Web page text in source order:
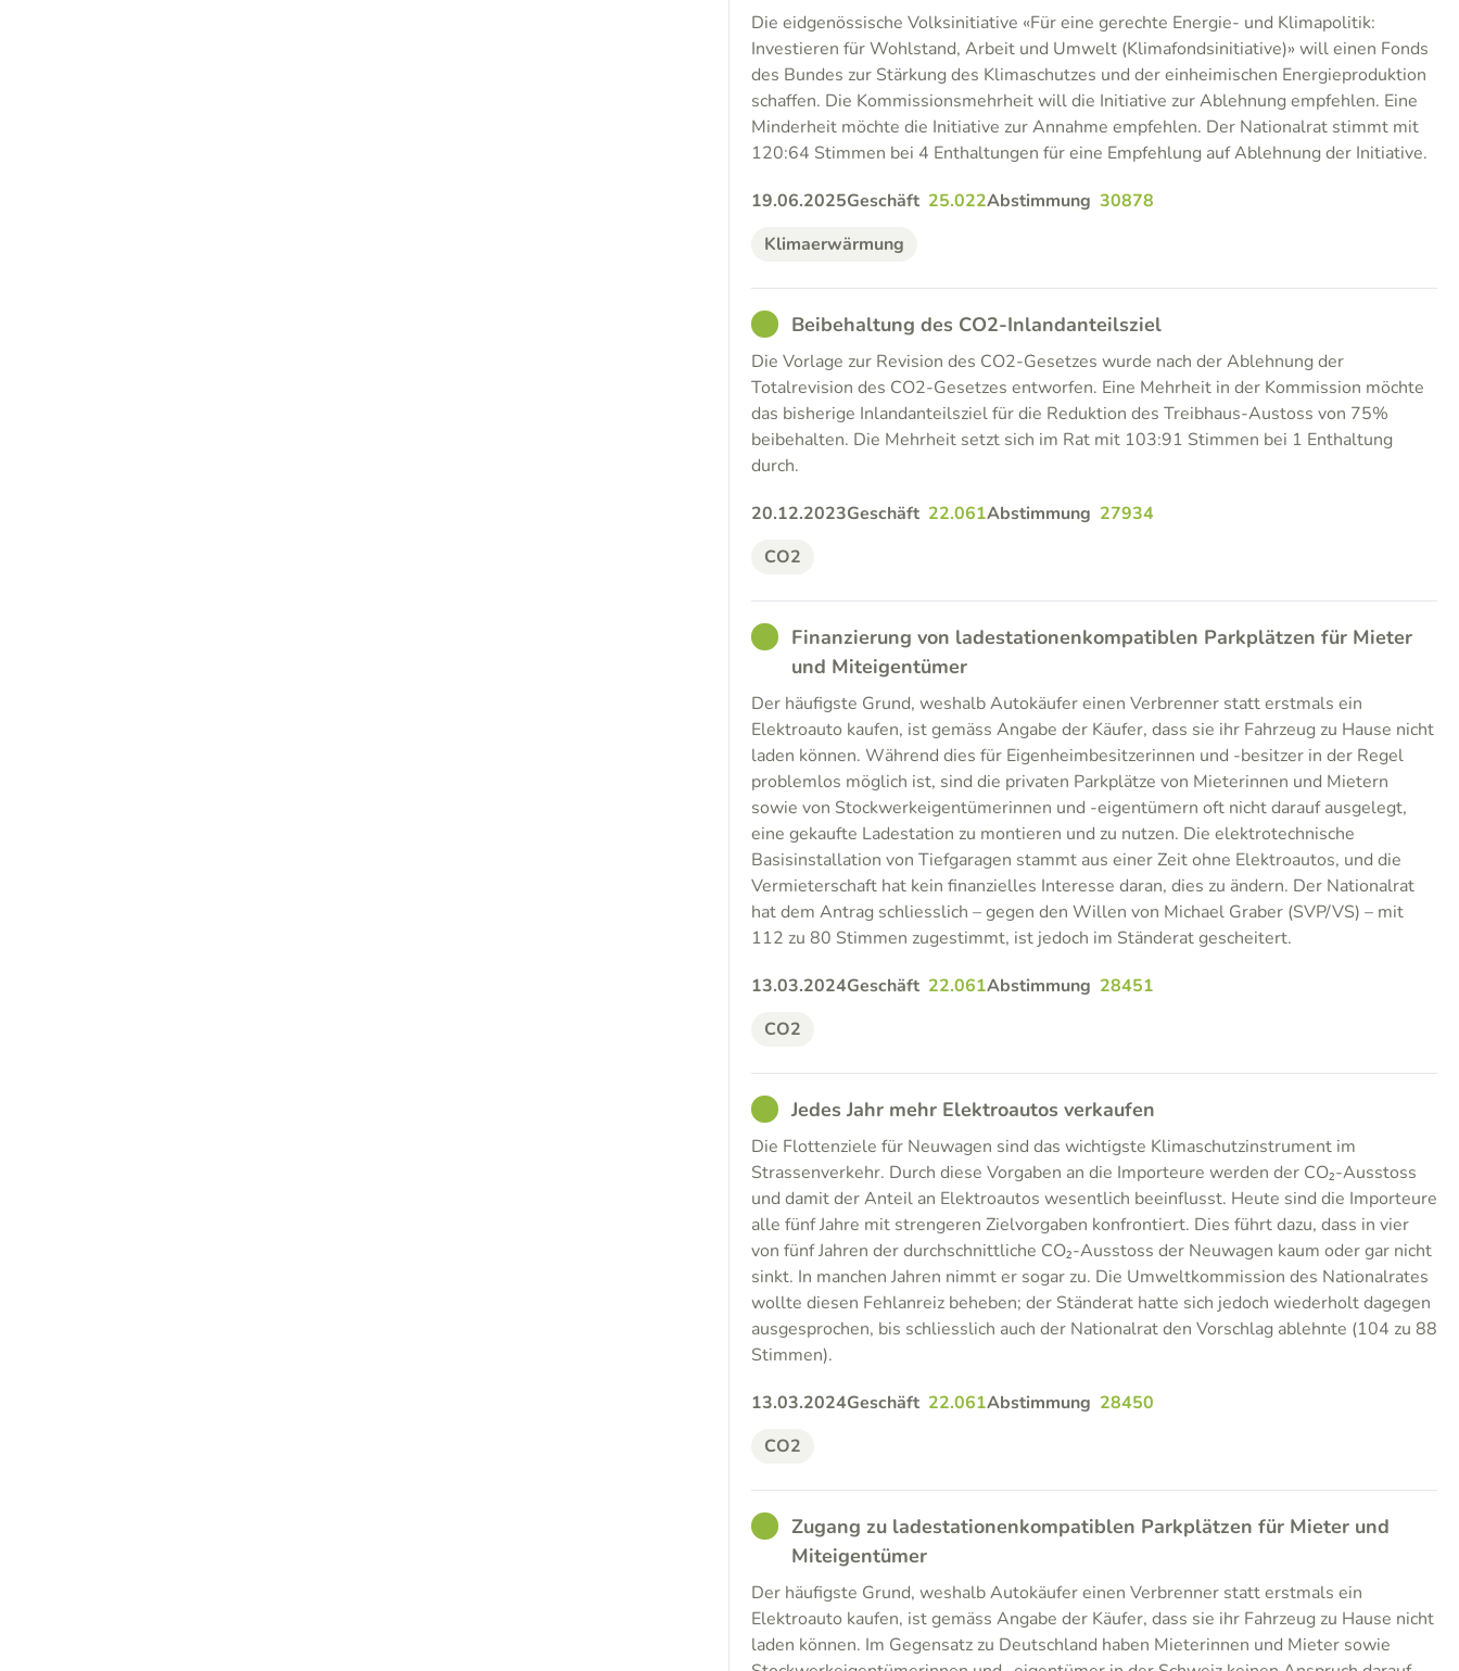
Die eidgenössische Volksinitiative «Für eine gerechte Energie- und Klimapolitik:
Investieren für Wohlstand, Arbeit und Umwelt (Klimafondsinitiative)» will einen Fonds
des Bundes zur Stärkung des Klimaschutzes und der einheimischen Energieproduktion
schaffen. Die Kommissionsmehrheit will die Initiative zur Ablehnung empfehlen. Eine
Minderheit möchte die Initiative zur Annahme empfehlen. Der Nationalrat stimmt mit
120:64 Stimmen bei 4 Enthaltungen für eine Empfehlung auf Ablehnung der Initiative.
19.06.2025Geschäft 25.022Abstimmung 30878
Klimaerwärmung
GOODBeibehaltung des CO2-Inlandanteilsziel
Die Vorlage zur Revision des CO2-Gesetzes wurde nach der Ablehnung der
Totalrevision des CO2-Gesetzes entworfen. Eine Mehrheit in der Kommission möchte
das bisherige Inlandanteilsziel für die Reduktion des Treibhaus-Austoss von 75%
beibehalten. Die Mehrheit setzt sich im Rat mit 103:91 Stimmen bei 1 Enthaltung
durch.
20.12.2023Geschäft 22.061Abstimmung 27934
CO2
GOODFinanzierung von ladestationenkompatiblen Parkplätzen für Mieter
und Miteigentümer
Der häufigste Grund, weshalb Autokäufer einen Verbrenner statt erstmals ein
Elektroauto kaufen, ist gemäss Angabe der Käufer, dass sie ihr Fahrzeug zu Hause nicht
laden können. Während dies für Eigenheimbesitzerinnen und -besitzer in der Regel
problemlos möglich ist, sind die privaten Parkplätze von Mieterinnen und Mietern
sowie von Stockwerkeigentümerinnen und -eigentümern oft nicht darauf ausgelegt,
eine gekaufte Ladestation zu montieren und zu nutzen. Die elektrotechnische
Basisinstallation von Tiefgaragen stammt aus einer Zeit ohne Elektroautos, und die
Vermieterschaft hat kein finanzielles Interesse daran, dies zu ändern. Der Nationalrat
hat dem Antrag schliesslich – gegen den Willen von Michael Graber (SVP/VS) – mit
112 zu 80 Stimmen zugestimmt, ist jedoch im Ständerat gescheitert.
13.03.2024Geschäft 22.061Abstimmung 28451
CO2
GOODJedes Jahr mehr Elektroautos verkaufen
Die Flottenziele für Neuwagen sind das wichtigste Klimaschutzinstrument im
Strassenverkehr. Durch diese Vorgaben an die Importeure werden der CO₂-Ausstoss
und damit der Anteil an Elektroautos wesentlich beeinflusst. Heute sind die Importeure
alle fünf Jahre mit strengeren Zielvorgaben konfrontiert. Dies führt dazu, dass in vier
von fünf Jahren der durchschnittliche CO₂-Ausstoss der Neuwagen kaum oder gar nicht
sinkt. In manchen Jahren nimmt er sogar zu. Die Umweltkommission des Nationalrates
wollte diesen Fehlanreiz beheben; der Ständerat hatte sich jedoch wiederholt dagegen
ausgesprochen, bis schliesslich auch der Nationalrat den Vorschlag ablehnte (104 zu 88
Stimmen).
13.03.2024Geschäft 22.061Abstimmung 28450
CO2
GOODZugang zu ladestationenkompatiblen Parkplätzen für Mieter und
Miteigentümer
Der häufigste Grund, weshalb Autokäufer einen Verbrenner statt erstmals ein
Elektroauto kaufen, ist gemäss Angabe der Käufer, dass sie ihr Fahrzeug zu Hause nicht
laden können. Im Gegensatz zu Deutschland haben Mieterinnen und Mieter sowie